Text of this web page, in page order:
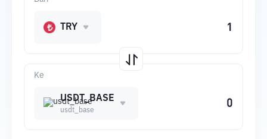
Ke
USDT_BASE
usdt_base
TRY